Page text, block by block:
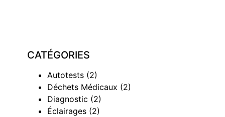
CATÉGORIES
Autotests (2)
Déchets Médicaux (2)
Diagnostic (2)
Éclairages (2)